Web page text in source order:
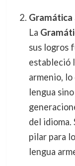
Gramática
La
sus logros
estableció
armenio,
lengua
del idioma.
pilar para
lengua